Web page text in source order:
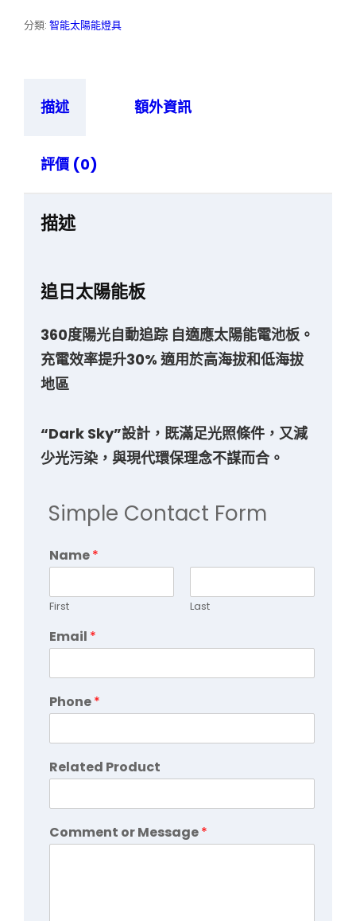
柱
分類: 智能太陽能燈具
描述 額外資訊
評價 (0)
描述
追日太陽能板
360度陽光自動追踪 自適應太陽能電池板。
充電效率提升30% 適用於高海拔和低海拔
地區
“Dark Sky”設計，既滿足光照條件，又減
少光污染，與現代環保理念不謀而合。
Simple Contact Form
Name*
First Last
Email *
Phone*
Related Product
Comment or Message*